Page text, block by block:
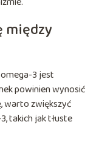
między
3 jest
powinien wynosić
warto zwiększyć
takich jak tłuste